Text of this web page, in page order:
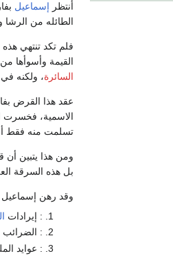
أنتظر إسماعيل
الطائله من الرشا
فلم تكد تنتهي
القيمة وأسوأها
السائرة، ولكنه في
تسلمت منه فقط
ومن هذا يتبين أن
بل هذه السرقة
وقد رهن إسماعيل
: إيرادات
: الضرائب
: عوايد الملح